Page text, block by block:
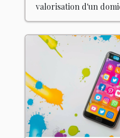
valorisation d'un